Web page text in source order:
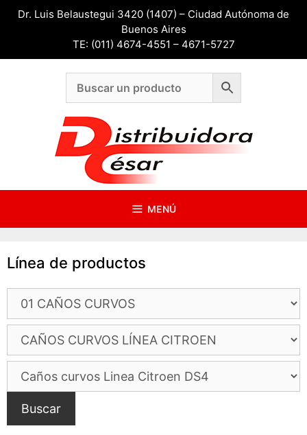
SaltarDr. Luis Belaustegui 3420 (1407) – Ciudad Autónoma de
Buenos Aires
TE: (011) 4674-4551 – 4671-5727
MENÚ
Línea de productos
Buscar